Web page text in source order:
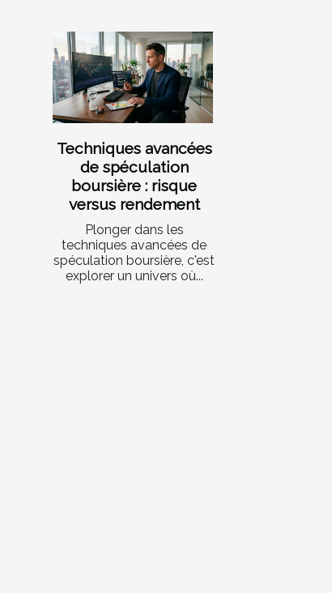
Techniques avancées
de spéculation
boursière : risque
versus rendement
Plonger dans les
techniques avancées de
spéculation boursière, c'est
explorer un univers où...